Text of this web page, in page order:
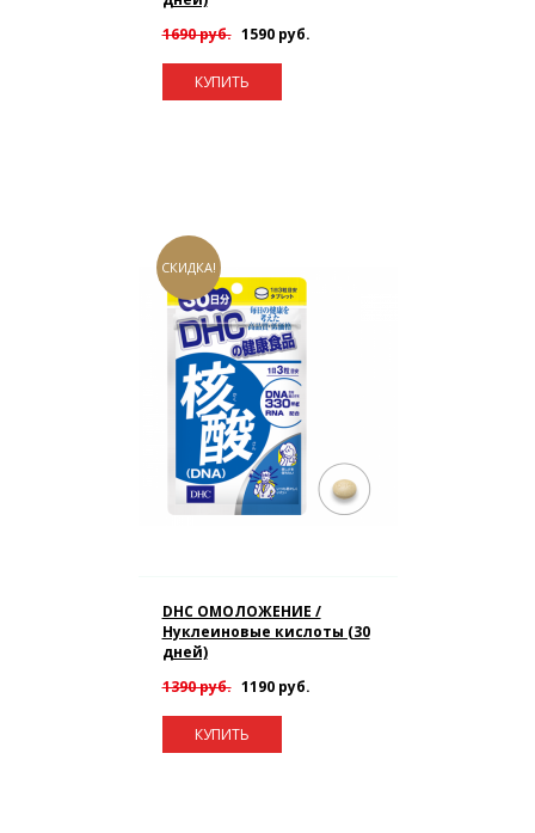
1690 руб. 1590 руб.
КУПИТЬ
СКИДКА!
DHC ОМОЛОЖЕНИЕ /
Нуклеиновые кислоты (30
дней)
1390 руб. 1190 руб.
КУПИТЬ